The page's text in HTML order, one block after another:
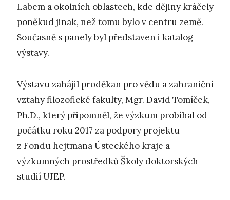
Labem a okolních oblastech, kde dějiny kráčely
poněkud jinak, než tomu bylo v centru země.
Současně s panely byl představen i katalog
výstavy.
Výstavu zahájil proděkan pro vědu a zahraniční
vztahy filozofické fakulty, Mgr. David Tomíček,
Ph.D., který připomněl, že výzkum probíhal od
počátku roku 2017 za podpory projektu
z Fondu hejtmana Ústeckého kraje a
výzkumných prostředků Školy doktorských
studií UJEP.